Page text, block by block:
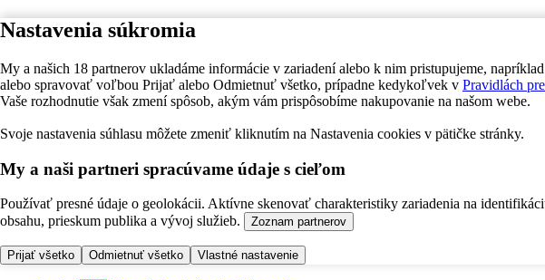
Nastavenia súkromia
My a našich 18 partnerov ukladáme informácie v zariadení alebo k nim pristupujeme,
alebo spravovať voľbou Prijať alebo Odmietnuť všetko, prípadne kedykoľvek v Pravidlách
Vaše rozhodnutie však zmení spôsob, akým vám prispôsobíme nakupovanie na našom webe.
Svoje nastavenia súhlasu môžete zmeniť kliknutím na Nastavenia cookies v pätičke stránky.
My a naši partneri spracúvame údaje s cieľom
Používať presné údaje o geolokácii. Aktívne skenovať charakteristiky zariadenia na
obsahu, prieskum publika a vývoj služieb.
Zoznam partnerov
Prijať všetko Odmietnuť všetko Vlastné nastavenie